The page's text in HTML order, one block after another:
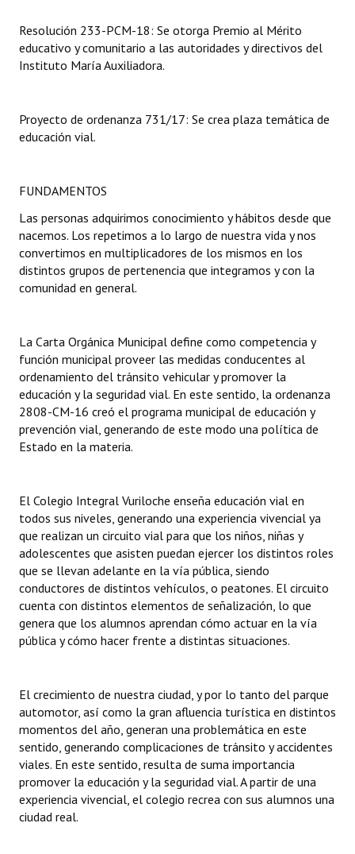
Declaraciones
Resoluciones de Presidencia
Antiguos Pobladores
Noticias Destacadas
Registros y Distinciones
Datos Históricos
Audiencias Públicas - Registro
Mujeres que Dejaron Huellas - Registro
Periodistas Decanos - Registro
Ciudadano Ilustre - Registro
Huéspedes de Honor - Registro
Antiguos Pobladores - Registro
Reconocimientos - Registro
Bariloche, Municipio intercultural
Entrega de distinciones
Resolución 233-PCM-18: Se otorga Premio al Mérito
educativo y comunitario a las autoridades y directivos del
Instituto María Auxiliadora.
Proyecto de ordenanza 731/17: Se crea plaza temática de
educación vial.
FUNDAMENTOS
Las personas adquirimos conocimiento y hábitos desde que
nacemos. Los repetimos a lo largo de nuestra vida y nos
convertimos en multiplicadores de los mismos en los
distintos grupos de pertenencia que integramos y con la
comunidad en general.
La Carta Orgánica Municipal define como competencia y
función municipal proveer las medidas conducentes al
ordenamiento del tránsito vehicular y promover la
educación y la seguridad vial. En este sentido, la ordenanza
2808-CM-16 creó el programa municipal de educación y
prevención vial, generando de este modo una política de
Estado en la materia.
El Colegio Integral Vuriloche enseña educación vial en
todos sus niveles, generando una experiencia vivencial ya
que realizan un circuito vial para que los niños, niñas y
adolescentes que asisten puedan ejercer los distintos roles
que se llevan adelante en la vía pública, siendo
conductores de distintos vehículos, o peatones. El circuito
cuenta con distintos elementos de señalización, lo que
genera que los alumnos aprendan cómo actuar en la vía
pública y cómo hacer frente a distintas situaciones.
El crecimiento de nuestra ciudad, y por lo tanto del parque
automotor, así como la gran afluencia turística en distintos
momentos del año, generan una problemática en este
sentido, generando complicaciones de tránsito y accidentes
viales. En este sentido, resulta de suma importancia
promover la educación y la seguridad vial. A partir de una
experiencia vivencial, el colegio recrea con sus alumnos una
ciudad real.